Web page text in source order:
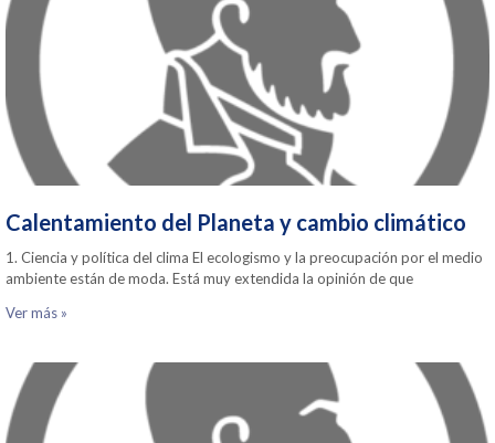
Calentamiento del Planeta y cambio climático
1. Ciencia y política del clima El ecologismo y la preocupación por el medio
ambiente están de moda. Está muy extendida la opinión de que
Ver más »